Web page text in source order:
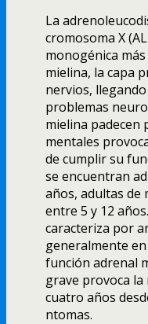
La
cromosoma X
monogénica
mielina, la capa
nervios,
problemas
mielina padecen
mentales
de cumplir su
se encuentran
años, adultas de
entre 5 y 12
caracteriza por
generalmente
función adrenal
grave provoca
cuatro años
ntomas.